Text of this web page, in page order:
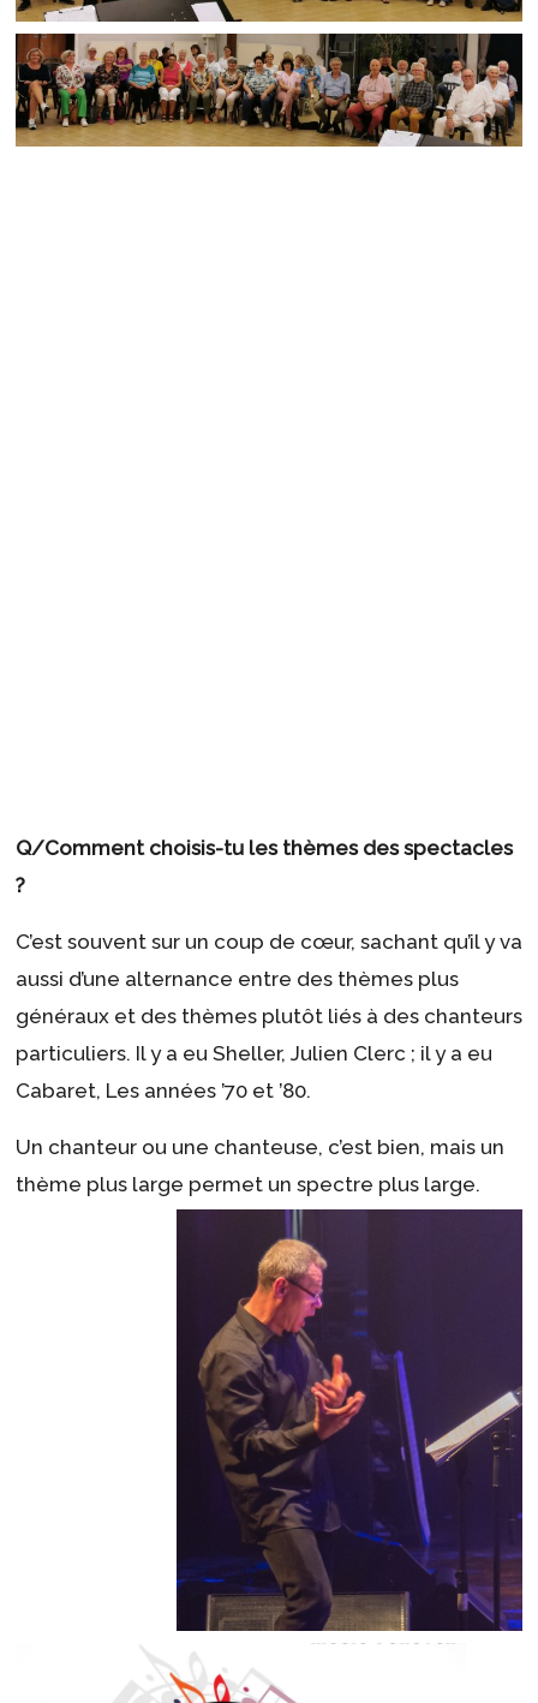
Q/Comment choisis-tu les thèmes des spectacles
?
C’est souvent sur un coup de cœur, sachant qu’il y va
aussi d’une alternance entre des thèmes plus
généraux et des thèmes plutôt liés à des chanteurs
particuliers. Il y a eu Sheller, Julien Clerc ; il y a eu
Cabaret, Les années ’70 et ’80.
Un chanteur ou une chanteuse, c’est bien, mais un
thème plus large permet un spectre plus large.